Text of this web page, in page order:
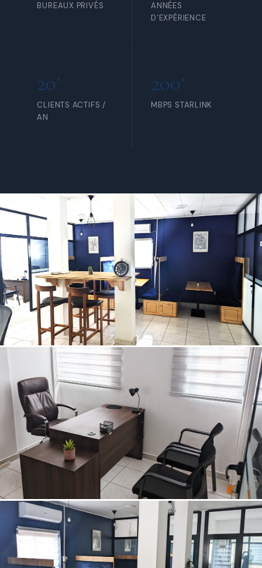
BUREAUX PRIVÉS
ANNÉES
D'EXPÉRIENCE
20+
CLIENTS ACTIFS /
AN
200+
MBPS STARLINK